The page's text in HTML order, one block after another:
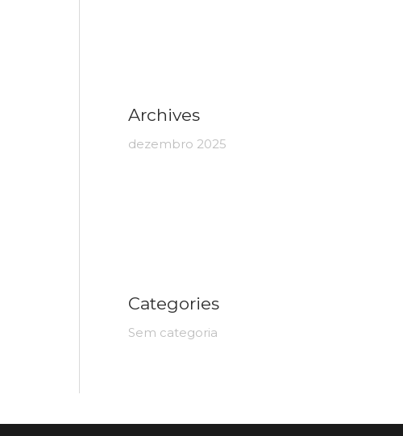
Archives
dezembro 2025
Categories
Sem categoria